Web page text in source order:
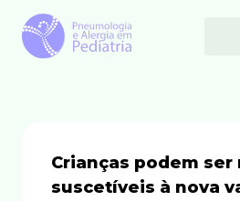
Crianças podem ser
suscetíveis à nova